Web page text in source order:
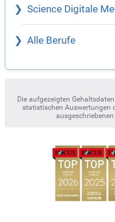
Science Digitale
Alle Berufe
Die aufgezeigten
statistischen Auswertungen